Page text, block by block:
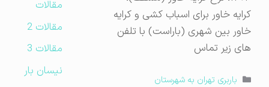
کرایه خاور برای اسباب کشی و کرایه
خاور بین شهری (باراست) با تلفن
های زیر تماس
دسته‌ها
باربری تهران به شهرستان
مقالات
مقالات 2
مقالات 3
نیسان بار